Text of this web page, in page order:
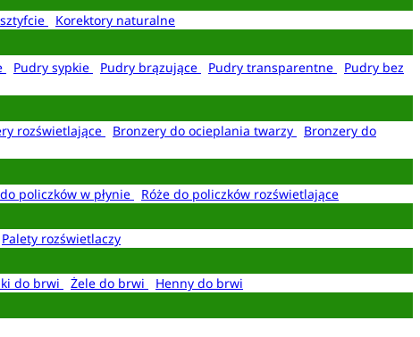
Korektory naturalne
Pudry sypkie Pudry brązujące Pudry transparentne
Pudry bez
rozświetlające Bronzery do ocieplania twarzy
Bronzery do
policzków w płynie
Róże do policzków rozświetlające
Palety rozświetlaczy
do brwi Żele do brwi
Henny do brwi